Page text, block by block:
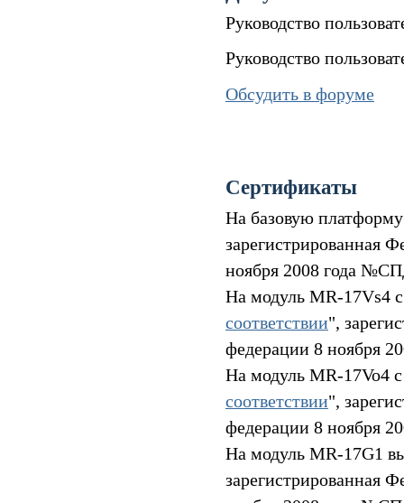
Руководство
Руководство
Обсудить в форуме
Сертификаты
На базовую
зарегистрированная
ноября 2008 года
На модуль MR-17Vs4
соответствии",
федерации 8 ноября
На модуль MR-17Vo4
соответствии",
федерации 8 ноября
На модуль MR-17G1
зарегистрированная